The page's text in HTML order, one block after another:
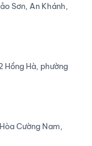
Sơn, An Khánh,
Hồng Hà, phường
Cường Nam,